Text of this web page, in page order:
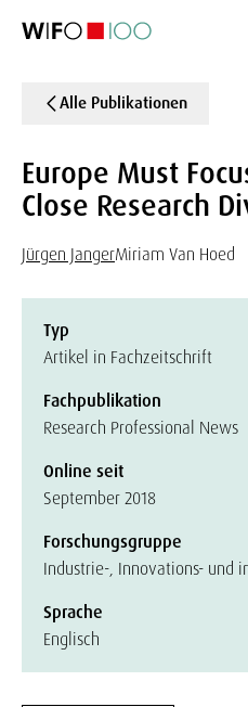
Alle Publikationen
Europe Must
Close Research
Jürgen JangerMiriam Van Hoed
Typ
Artikel in Fachzeitschrift
Fachpublikation
Research Professional News
Online seit
September 2018
Forschungsgruppe
Industrie-, Innovations- und
Sprache
Englisch